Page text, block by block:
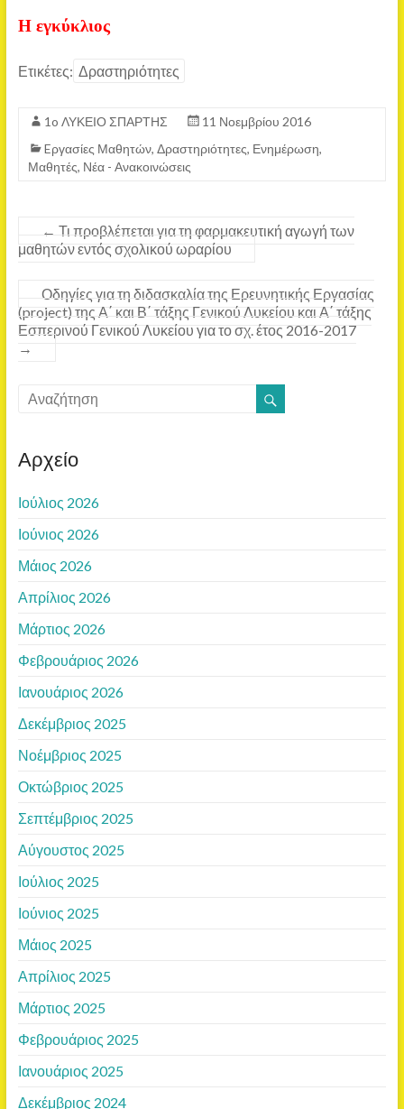
Η εγκύκλιος
Ετικέτες: Δραστηριότητες
1o ΛΥΚΕΙΟ ΣΠΑΡΤΗΣ
11 Νοεμβρίου 2016
Eργασίες Μαθητών, Δραστηριότητες, Ενημέρωση,
Μαθητές, Νέα - Ανακοινώσεις
← Τι προβλέπεται για τη φαρμακευτική αγωγή των
μαθητών εντός σχολικού ωραρίου
Οδηγίες για τη διδασκαλία της Ερευνητικής Εργασίας
(project) της Α΄ και Β΄ τάξης Γενικού Λυκείου και Α΄ τάξης
Εσπερινού Γενικού Λυκείου για το σχ. έτος 2016-2017
→
Αρχείο
Ιούλιος 2026
Ιούνιος 2026
Μάιος 2026
Απρίλιος 2026
Μάρτιος 2026
Φεβρουάριος 2026
Ιανουάριος 2026
Δεκέμβριος 2025
Νοέμβριος 2025
Οκτώβριος 2025
Σεπτέμβριος 2025
Αύγουστος 2025
Ιούλιος 2025
Ιούνιος 2025
Μάιος 2025
Απρίλιος 2025
Μάρτιος 2025
Φεβρουάριος 2025
Ιανουάριος 2025
Δεκέμβριος 2024